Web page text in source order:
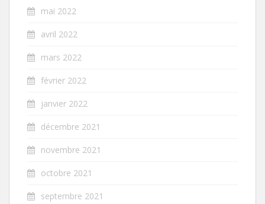
mai 2022
avril 2022
mars 2022
février 2022
janvier 2022
décembre 2021
novembre 2021
octobre 2021
septembre 2021